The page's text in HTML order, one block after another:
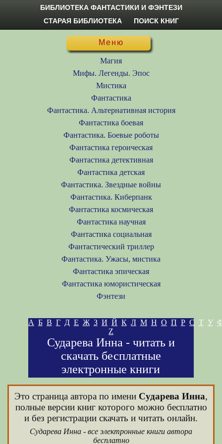
БИБЛИОТЕКА ФАНТАСТИКИ И ФЭНТЕЗИ
СТАРАЯ БИБЛИОТЕКА
ПОИСК КНИГ
Меню
Магия
Мифы. Легенды. Эпос
Мистика
Фантастика
Фантастика. Альтернативная история
Фантастика боевая
Фантастика. Боевые роботы
Фантастика героическая
Фантастика детективная
Фантастика детская
Фантастика. Звездные войны
Фантастика. Киберпанк
Фантастика космическая
Фантастика научная
Фантастика социальная
Фантастический триллер
Фантастика. Ужасы, мистика
Фантастика эпическая
Фантастика юмористическая
Фэнтези
А Б В Г Д Е Ж З И Й К Л М Н О П Р С Т У
Z
Сударева Инна - читать и
скачать бесплатные
электронные книги
Это страница автора по имени Сударева Инна,
полные версии книг которого можно бесплатно
и без регистрации скачать и читать онлайн.
Сударева Инна - все электронные книги автора
бесплатно